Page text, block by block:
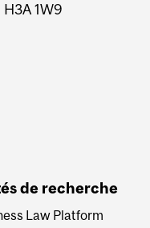
1W9
de recherche
Law Platform